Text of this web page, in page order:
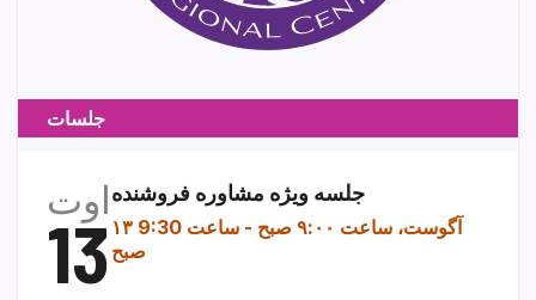
جلسات
اوت
13
جلسه ویژه مشاوره فروشنده
۱۳ آگوست، ساعت ۹:۰۰ صبح -
ساعت 9:30
صبح